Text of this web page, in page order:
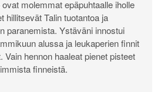
molemmat epäpuhtaalle iholle
hillitsevät Talin tuotantoa ja
paranemista. Ystäväni innostui
alussa ja leukaperien finnit
Vain hennon haaleat pienet pisteet
finneistä.